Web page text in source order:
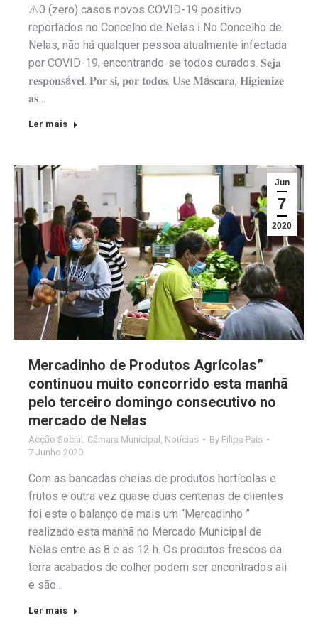
⚠️0 (zero) casos novos COVID-19 positivo
reportados no Concelho de Nelas ℹ️ No Concelho de
Nelas, não há qualquer pessoa atualmente infectada
por COVID-19, encontrando-se todos curados. 𝐒𝐞𝐣𝐚
𝐫𝐞𝐬𝐩𝐨𝐧𝐬á𝐯𝐞𝐥. 𝐏𝐨𝐫 𝐬𝐢, 𝐩𝐨𝐫 𝐭𝐨𝐝𝐨𝐬. 𝐔𝐬𝐞 𝐌á𝐬𝐜𝐚𝐫𝐚, 𝐇𝐢𝐠𝐢𝐞𝐧𝐢𝐳𝐞
𝐚𝐬…
Ler mais
Jun
7
2020
Mercadinho de Produtos Agrícolas”
continuou muito concorrido esta manhã
pelo terceiro domingo consecutivo no
mercado de Nelas
Acção Social Câmara Municipal Notícias By Filipa Pais
7 Junho 2020
Com as bancadas cheias de produtos hortícolas e
frutos e outra vez quase duas centenas de clientes
foi este o balanço de mais um “Mercadinho ”
realizado esta manhã no Mercado Municipal de
Nelas entre as 8 e as 12 h. Os produtos frescos da
terra acabados de colher podem ser encontrados ali
e são…
Ler mais